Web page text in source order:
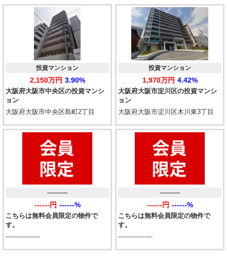
大阪府大阪市中央区の投資マンシ
ョン
投資マンション
2,150万円 3.90%
大阪府大阪市中央区島町2丁目
大阪府大阪市淀川区の投資マンシ
ョン
投資マンション
1,970万円 4.42%
大阪府大阪市淀川区木川東3丁目
こちらは無料会員限定の物件で
す。
----------
------円 ------%
-----------------
こちらは無料会員限定の物件で
す。
----------
------円 ------%
-----------------